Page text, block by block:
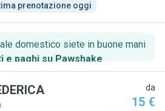
prenotazione oggi
domestico siete in buone mani
e paghi su Pawshake.
da
15 €